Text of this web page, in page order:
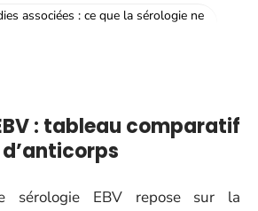
associées : ce que la sérologie ne
: tableau comparatif
sérologie EBV repose sur la